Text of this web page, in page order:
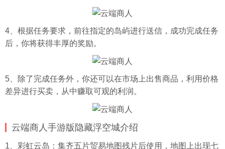
4、根据任务要求，前往指定的岛屿进行送信，成功完成任务
后，你将获得丰厚的奖励。
5、除了完成任务外，你还可以在市场上出售商品，利用价格
差异进行买卖，从中赚取可观的利润。
云端商人手游版隐藏浮空城介绍
1、彩虹云岛：集齐五片贸易地图残片后使用，地图上出现七